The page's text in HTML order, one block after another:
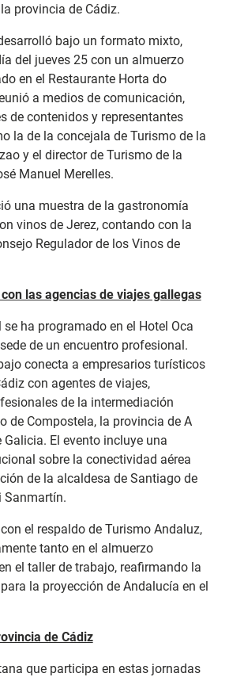
provincia de Cádiz.
bajo un formato mixto,
del jueves 25 con un almuerzo
en el Restaurante Horta do
a medios de comunicación,
de contenidos y representantes
la de la concejala de Turismo de la
y el director de Turismo de la
Manuel Merelles.
una muestra de la gastronomía
vinos de Jerez, contando con la
Regulador de los Vinos de
las agencias de viajes gallegas
ha programado en el Hotel Oca
de un encuentro profesional.
conecta a empresarios turísticos
con agentes de viajes,
de la intermediación
de Compostela, la provincia de A
Galicia. El evento incluye una
sobre la conectividad aérea
de la alcaldesa de Santiago de
Sanmartín.
el respaldo de Turismo Andaluz,
tanto en el almuerzo
el taller de trabajo, reafirmando la
la proyección de Andalucía en el
de Cádiz
que participa en estas jornadas